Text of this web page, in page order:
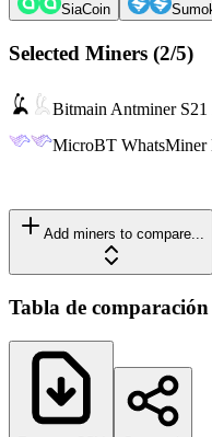
SiaCoin
Selected Miners (2/5)
Bitmain Antminer
MicroBT WhatsMiner
Add miners to compare...
Tabla de comparación